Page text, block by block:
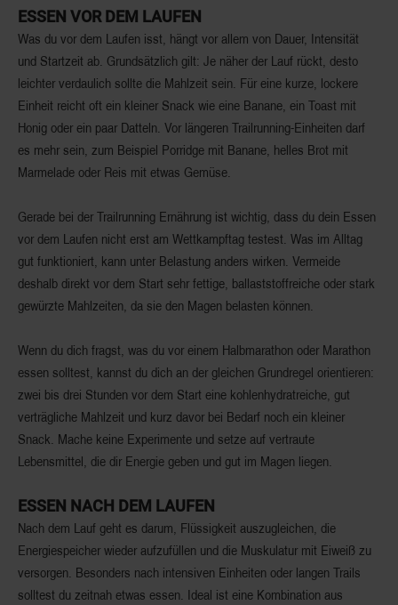
ESSEN VOR DEM LAUFEN
Was du vor dem Laufen isst, hängt vor allem von Dauer, Intensität
und Startzeit ab. Grundsätzlich gilt: Je näher der Lauf rückt, desto
leichter verdaulich sollte die Mahlzeit sein. Für eine kurze, lockere
Einheit reicht oft ein kleiner Snack wie eine Banane, ein Toast mit
Honig oder ein paar Datteln. Vor längeren Trailrunning-Einheiten darf
es mehr sein, zum Beispiel Porridge mit Banane, helles Brot mit
Marmelade oder Reis mit etwas Gemüse.
Gerade bei der Trailrunning Ernährung ist wichtig, dass du dein Essen
vor dem Laufen nicht erst am Wettkampftag testest. Was im Alltag
gut funktioniert, kann unter Belastung anders wirken. Vermeide
deshalb direkt vor dem Start sehr fettige, ballaststoffreiche oder stark
gewürzte Mahlzeiten, da sie den Magen belasten können.
Wenn du dich fragst, was du vor einem Halbmarathon oder Marathon
essen solltest, kannst du dich an der gleichen Grundregel orientieren:
zwei bis drei Stunden vor dem Start eine kohlenhydratreiche, gut
verträgliche Mahlzeit und kurz davor bei Bedarf noch ein kleiner
Snack. Mache keine Experimente und setze auf vertraute
Lebensmittel, die dir Energie geben und gut im Magen liegen.
ESSEN NACH DEM LAUFEN
Nach dem Lauf geht es darum, Flüssigkeit auszugleichen, die
Energiespeicher wieder aufzufüllen und die Muskulatur mit Eiweiß zu
versorgen. Besonders nach intensiven Einheiten oder langen Trails
solltest du zeitnah etwas essen. Ideal ist eine Kombination aus